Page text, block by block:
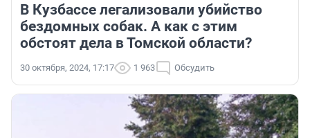
В Кузбассе легализовали убийство
бездомных собак. А как с этим
обстоят дела в Томской области?
30 октября, 2024, 17:17 1 963 Обсудить